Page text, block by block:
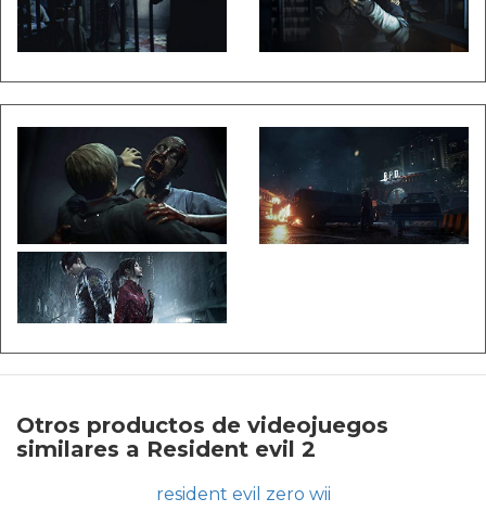
Otros productos de videojuegos
similares a Resident evil 2
resident evil zero wii